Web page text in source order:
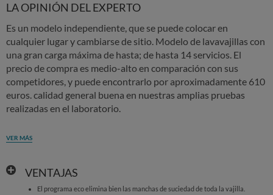
LA OPINIÓN DEL EXPERTO
Es un modelo independiente, que se puede colocar en
cualquier lugar y cambiarse de sitio. Modelo de lavavajillas con
una gran carga máxima de hasta; de hasta 14 servicios. El
precio de compra es medio-alto en comparación con sus
competidores, y puede encontrarlo por aproximadamente 610
euros. calidad general buena en nuestras amplias pruebas
realizadas en el laboratorio.
VER MÁS
VENTAJAS
El programa eco elimina bien las manchas de suciedad de toda la vajilla.